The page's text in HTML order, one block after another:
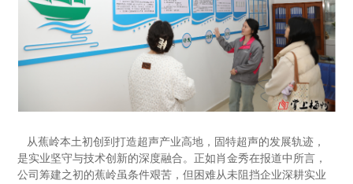
从蕉岭本土初创到打造超声产业高地，固特超声的发展轨迹，
是实业坚守与技术创新的深度融合。正如肖金秀在报道中所言，
公司筹建之初的蕉岭虽条件艰苦，但困难从未阻挡企业深耕实业